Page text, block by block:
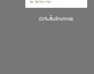
มือจับลิ้นชักฝาหอย